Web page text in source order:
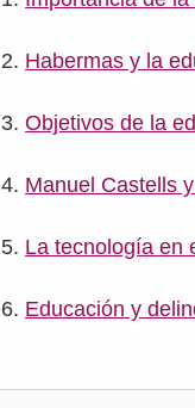
Habermas y la
Objetivos de la
Manuel Castells
La tecnología en
Educación y